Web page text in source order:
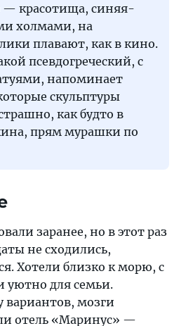
— красотища, синяя-
холмами, на
плавают, как в кино.
псевдогреческий, с
напоминает
скульптуры
как будто в
прям мурашки по
заранее, но в этот раз
не сходились,
Хотели близко к морю, с
уютно для семьи.
вариантов, мозги
отель «Маринус» —